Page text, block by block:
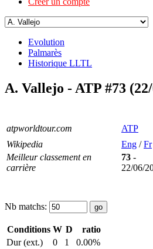
Evolution
Palmarès
Historique LLTL
A. Vallejo - ATP #73
atpworldtour.com ATP
Wikipedia
Eng /Fr
Meilleur classement en
carrière
73 -
22/06/
Nb matchs:
Conditions W D
ratio
Dur (ext.)
0 1
0.00%